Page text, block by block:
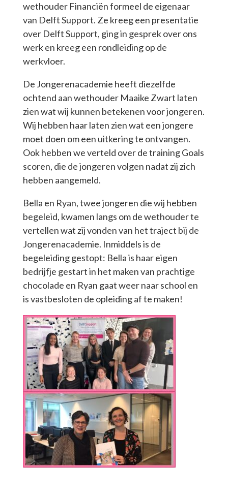
wethouder Financiën formeel de eigenaar
van Delft Support. Ze kreeg een presentatie
over Delft Support, ging in gesprek over ons
werk en kreeg een rondleiding op de
werkvloer.
De Jongerenacademie heeft diezelfde
ochtend aan wethouder Maaike Zwart laten
zien wat wij kunnen betekenen voor jongeren.
Wij hebben haar laten zien wat een jongere
moet doen om een uitkering te ontvangen.
Ook hebben we verteld over de training Goals
scoren, die de jongeren volgen nadat zij zich
hebben aangemeld.
Bella en Ryan, twee jongeren die wij hebben
begeleid, kwamen langs om de wethouder te
vertellen wat zij vonden van het traject bij de
Jongerenacademie. Inmiddels is de
begeleiding gestopt: Bella is haar eigen
bedrijfje gestart in het maken van prachtige
chocolade en Ryan gaat weer naar school en
is vastbesloten de opleiding af te maken!